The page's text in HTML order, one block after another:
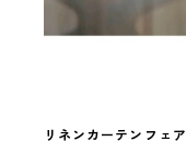
リネンカーテンフェア